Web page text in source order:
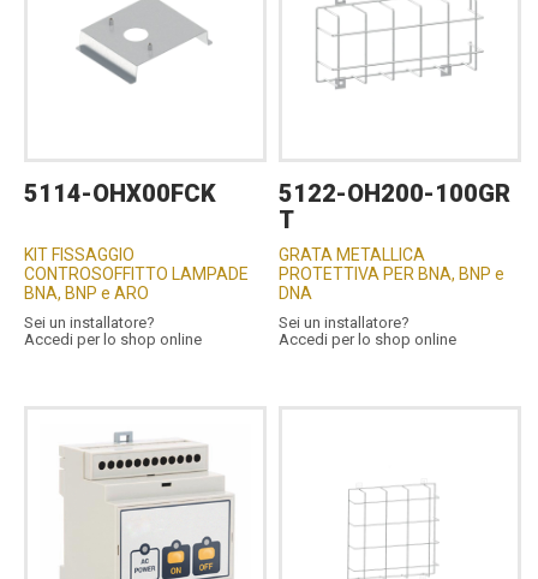
5114-OHX00FCK
KIT FISSAGGIO
CONTROSOFFITTO LAMPADE
BNA, BNP e ARO
Sei un installatore?
Accedi per lo shop online
5122-OH200-100GR
T
GRATA METALLICA
PROTETTIVA PER BNA, BNP e
DNA
Sei un installatore?
Accedi per lo shop online